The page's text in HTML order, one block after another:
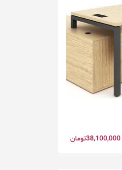
38,100,000تومان